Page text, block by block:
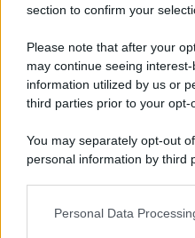
section to confirm your
Please note that after your
may continue seeing
information utilized by us or
third parties prior to your opt-
You may separately opt-out
personal information by third
This information may also be
Personal Data
Hig Tech Mag
Motors Magazine 365
Day Travel 365
Cineverse Magazine